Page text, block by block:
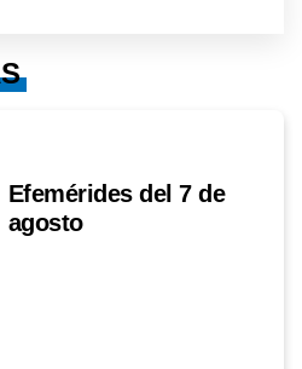
Efemérides del 7 de
agosto